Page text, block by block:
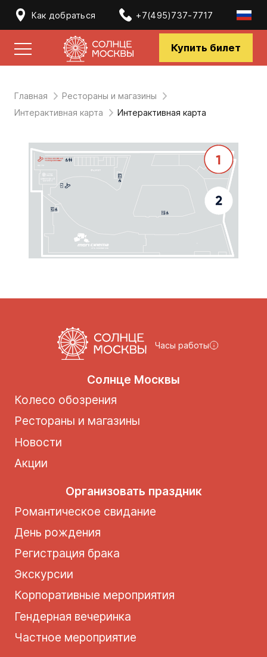
Как добраться +7(495)737-7717
Купить билет
Главная
Рестораны и магазины
Интерактивная карта
Интерактивная карта
Часы работы
Солнце Москвы
Колесо обозрения
Рестораны и магазины
Новости
Акции
Организовать праздник
Романтическое свидание
День рождения
Регистрация брака
Экскурсии
Корпоративные мероприятия
Гендерная вечеринка
Частное мероприятие